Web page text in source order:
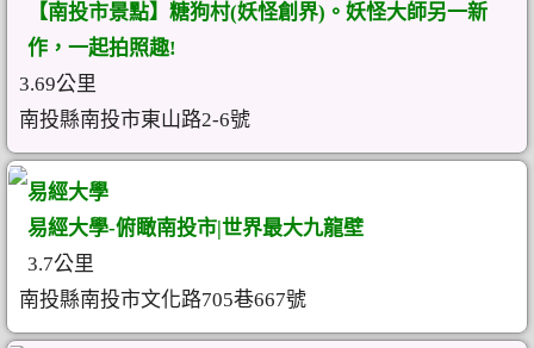
【南投市景點】糖狗村(妖怪創界)。妖怪大師另一新
作，一起拍照趣!
3.69公里
南投縣南投市東山路2-6號
易經大學
易經大學-俯瞰南投市|世界最大九龍壁
3.7公里
南投縣南投市文化路705巷667號